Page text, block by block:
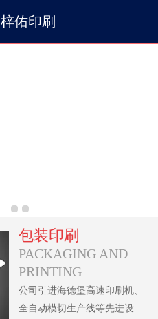
梓佑印刷
包装印刷
PACKAGING AND
PRINTING
公司引进海德堡高速印刷机、
全自动模切生产线等先进设